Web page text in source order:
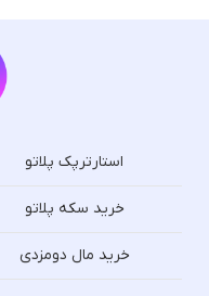
استارترپک پلاتو
خرید سکه پلاتو
خرید مال دومزدی